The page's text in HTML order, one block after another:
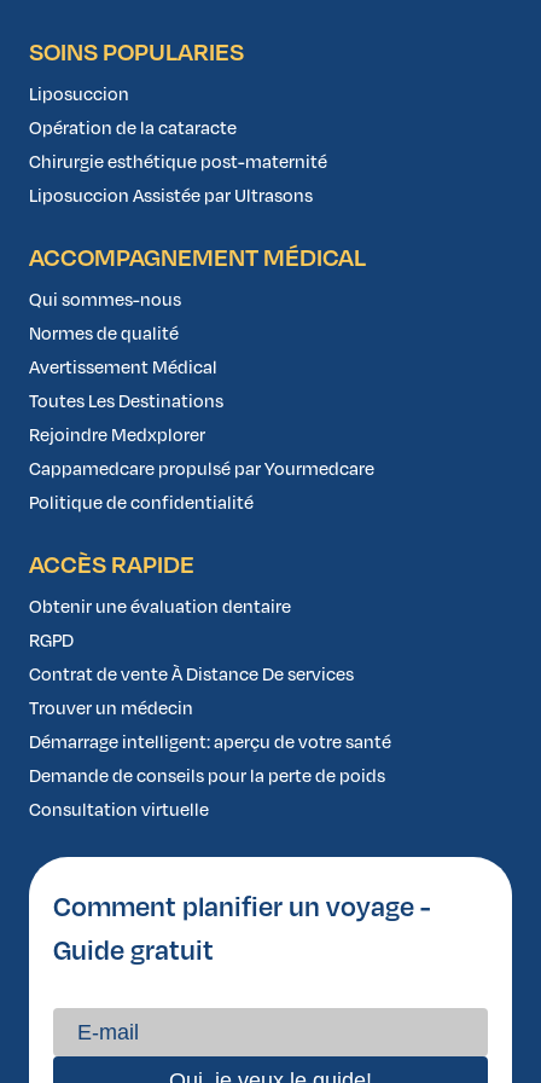
SOINS POPULARIES
Liposuccion
Opération de la cataracte
Chirurgie esthétique post-maternité
Liposuccion Assistée par Ultrasons
ACCOMPAGNEMENT MÉDICAL
Qui sommes-nous
Normes de qualité
Avertissement Médical
Toutes Les Destinations
Rejoindre Medxplorer
Cappamedcare propulsé par Yourmedcare
Politique de confidentialité
ACCÈS RAPIDE
Obtenir une évaluation dentaire
RGPD
Contrat de vente À Distance De services
Trouver un médecin
Démarrage intelligent: aperçu de votre santé
Demande de conseils pour la perte de poids
Consultation virtuelle
Comment planifier un voyage -
Guide gratuit